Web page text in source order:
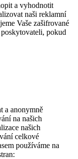
a vyhodnotit
naši reklamní
Vaše zašifrované
pokud
a anonymně
na našich
našich
celkové
používáme na